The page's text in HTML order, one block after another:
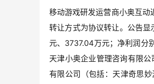
移动游戏研发运营商小奥互
转让方式为协议转让。公告
元、3737.04万元；净利润分
天津小奥企业管理咨询有限
有限公司（包括：天津奇思